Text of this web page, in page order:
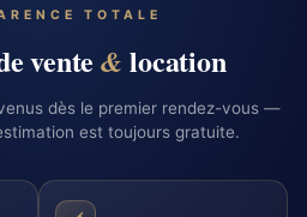
TOTALE
vente & location
dès le premier rendez-vous —
est toujours gratuite.